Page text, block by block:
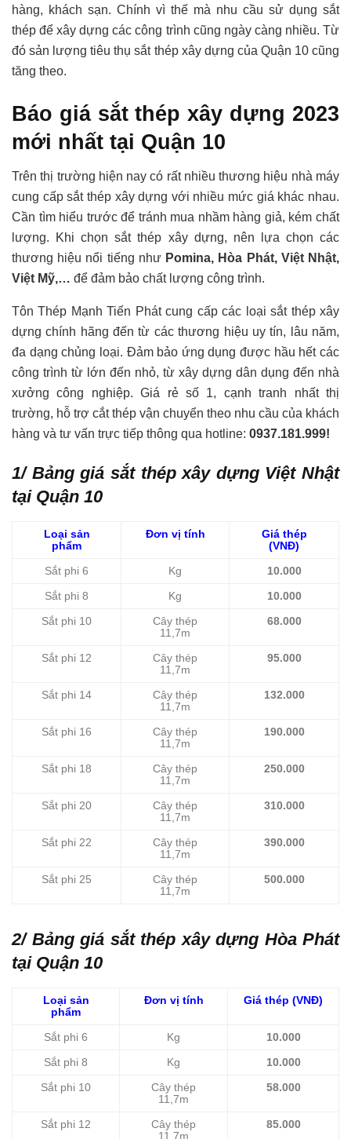
hàng, khách sạn. Chính vì thế mà nhu cầu sử dụng sắt
thép để xây dựng các công trình cũng ngày càng nhiều. Từ
đó sản lượng tiêu thụ sắt thép xây dựng của Quận 10 cũng
tăng theo.
Báo giá sắt thép xây dựng 2023
mới nhất tại Quận 10
Trên thị trường hiện nay có rất nhiều thương hiệu nhà máy
cung cấp sắt thép xây dựng với nhiều mức giá khác nhau.
Cần tìm hiểu trước để tránh mua nhầm hàng giả, kém chất
lượng. Khi chọn sắt thép xây dựng, nên lựa chọn các
thương hiệu nổi tiếng như Pomina, Hòa Phát, Việt Nhật,
Việt Mỹ,… để đảm bảo chất lượng công trình.
Tôn Thép Mạnh Tiến Phát cung cấp các loại sắt thép xây
dựng chính hãng đến từ các thương hiệu uy tín, lâu năm,
đa dạng chủng loại. Đảm bảo ứng dụng được hầu hết các
công trình từ lớn đến nhỏ, từ xây dựng dân dụng đến nhà
xưởng công nghiệp. Giá rẻ số 1, cạnh tranh nhất thị
trường, hỗ trợ cắt thép vận chuyển theo nhu cầu của khách
hàng và tư vấn trực tiếp thông qua hotline: 0937.181.999!
1/ Bảng giá sắt thép xây dựng Việt Nhật
tại Quận 10
Loại sản
phẩm
Đơn vị tính
Giá thép
(VNĐ)
Sắt phi 6 Kg 10.000
Sắt phi 8 Kg 10.000
Sắt phi 10
Cây thép
11,7m
68.000
Sắt phi 12
Cây thép
11,7m
95.000
Sắt phi 14
Cây thép
11,7m
132.000
Sắt phi 16
Cây thép
11,7m
190.000
Sắt phi 18
Cây thép
11,7m
250.000
Sắt phi 20
Cây thép
11,7m
310.000
Sắt phi 22
Cây thép
11,7m
390.000
Sắt phi 25
Cây thép
11,7m
500.000
2/ Bảng giá sắt thép xây dựng Hòa Phát
tại Quận 10
Loại sản
phẩm
Đơn vị tính Giá thép (VNĐ)
Sắt phi 6 Kg 10.000
Sắt phi 8 Kg 10.000
Sắt phi 10
Cây thép
11,7m
58.000
Sắt phi 12
Cây thép
11,7m
85.000